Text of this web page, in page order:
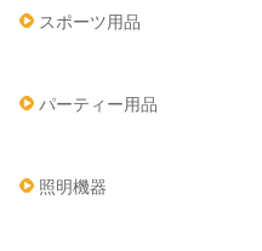
スポーツ用品
パーティー用品
照明機器